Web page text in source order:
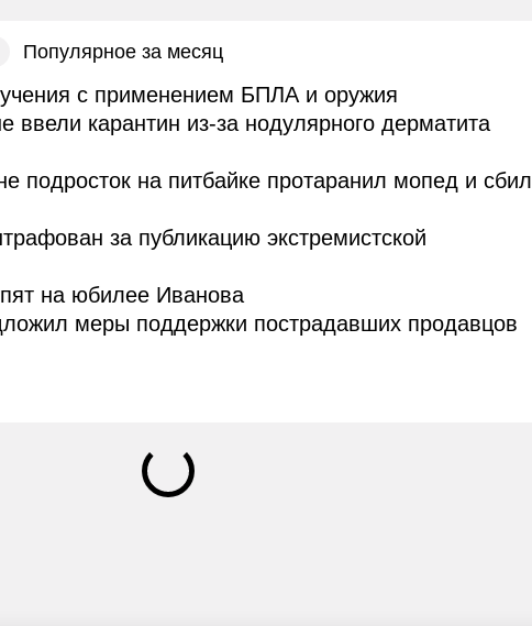
Популярное за месяц
с применением БПЛА и оружия
ввели карантин из-за нодулярного дерматита
подросток на питбайке протаранил мопед и сбил
за публикацию экстремистской
на юбилее Иванова
меры поддержки пострадавших продавцов